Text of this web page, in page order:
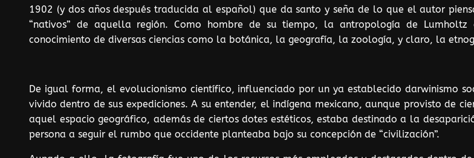
1902 (y dos años después traducida al español) que da santo y seña de lo que el autor
“nativos” de aquella región. Como hombre de su tiempo, la antropología de
conocimiento de diversas ciencias como la botánica, la geografía, la zoología, y claro, la
De igual forma, el evolucionismo científico, influenciado por un ya establecido darwinismo
vivido dentro de sus expediciones. A su entender, el indígena mexicano, aunque provisto de
aquel espacio geográfico, además de ciertos dotes estéticos, estaba destinado a la
persona a seguir el rumbo que occidente planteaba bajo su concepción de “civilización”.